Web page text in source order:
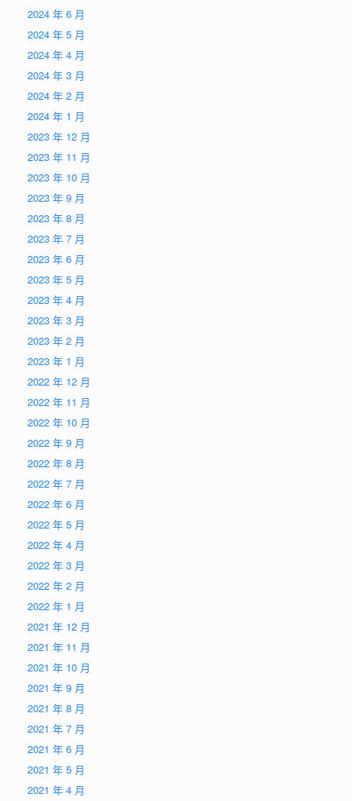
2024 年 6 月
2024 年 5 月
2024 年 4 月
2024 年 3 月
2024 年 2 月
2024 年 1 月
2023 年 12 月
2023 年 11 月
2023 年 10 月
2023 年 9 月
2023 年 8 月
2023 年 7 月
2023 年 6 月
2023 年 5 月
2023 年 4 月
2023 年 3 月
2023 年 2 月
2023 年 1 月
2022 年 12 月
2022 年 11 月
2022 年 10 月
2022 年 9 月
2022 年 8 月
2022 年 7 月
2022 年 6 月
2022 年 5 月
2022 年 4 月
2022 年 3 月
2022 年 2 月
2022 年 1 月
2021 年 12 月
2021 年 11 月
2021 年 10 月
2021 年 9 月
2021 年 8 月
2021 年 7 月
2021 年 6 月
2021 年 5 月
2021 年 4 月